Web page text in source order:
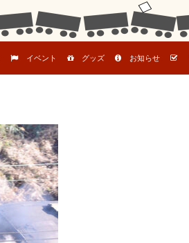
イベント グッズ お知らせ